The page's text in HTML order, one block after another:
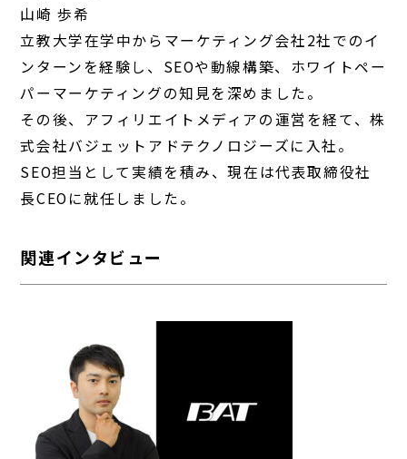
山崎 歩希
立教大学在学中からマーケティング会社2社でのイ
ンターンを経験し、SEOや動線構築、ホワイトペー
パーマーケティングの知見を深めました。
その後、アフィリエイトメディアの運営を経て、株
式会社バジェットアドテクノロジーズに入社。
SEO担当として実績を積み、現在は代表取締役社
長CEOに就任しました。
関連インタビュー